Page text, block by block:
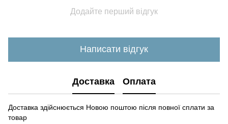
Додайте перший відгук
Написати відгук
Доставка Оплата
Доставка здійснюється Новою поштою після повної сплати за
товар